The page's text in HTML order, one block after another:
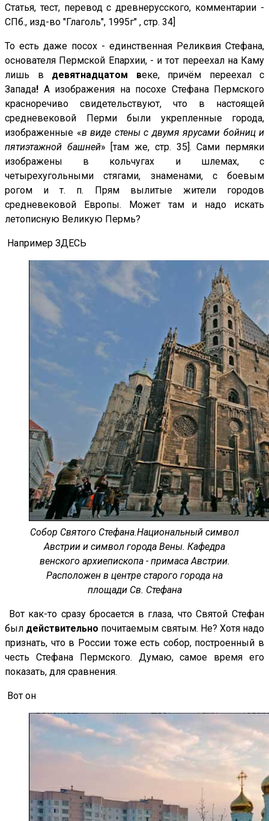
Статья, тест, перевод с древнерусского, комментарии -
СПб., изд-во "Глаголь", 1995г" , стр. 34]
То есть даже посох - единственная Реликвия Стефана,
основателя Пермской Епархии, - и тот переехал на Каму
лишь в девятнадцатом веке, причём переехал с
Запада! А изображения на посохе Стефана Пермского
красноречиво свидетельствуют, что в настоящей
средневековой Перми были укрепленные города,
изображенные «в виде стены с двумя ярусами бойниц и
пятиэтажной башней» [там же, стр. 35]. Сами пермяки
изображены в кольчугах и шлемах, с
четырехугольными стягами, знаменами, с боевым
рогом и т. п. Прям вылитые жители городов
средневековой Европы. Может там и надо искать
летописную Великую Пермь?
Например ЗДЕСЬ
Собор Святого Стефана.Национальный символ
Австрии и символ города Вены. Кафедра
венского архиепископа - примаса Австрии.
Расположен в центре старого города на
площади Св. Стефана
Вот как-то сразу бросается в глаза, что Святой Стефан
был действительно почитаемым святым. Не? Хотя надо
признать, что в России тоже есть собор, построенный в
честь Стефана Пермского. Думаю, самое время его
показать, для сравнения.
Вот он